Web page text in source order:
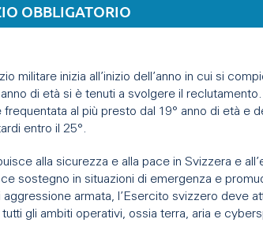
OBBLIGATORIO
militare inizia all’inizio dell’anno in cui si
di età si è tenuti a svolgere il
al più presto dal 19° anno di età e
entro il 25°.
alla sicurezza e alla pace in Svizzera e
sostegno in situazioni di emergenza e
armata, l’Esercito svizzero deve
gli ambiti operativi, ossia terra, aria e